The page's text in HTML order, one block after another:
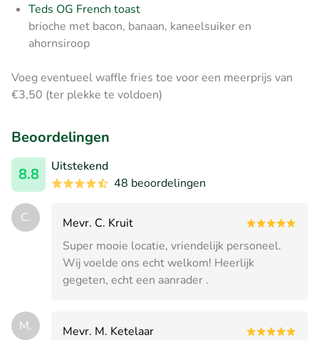
Teds OG French toast
brioche met bacon, banaan, kaneelsuiker en
ahornsiroop
Voeg eventueel waffle fries toe voor een meerprijs van
€3,50 (ter plekke te voldoen)
Beoordelingen
8.8
Uitstekend
48 beoordelingen
C.
Mevr. C. Kruit
Super mooie locatie, vriendelijk personeel.
Wij voelde ons echt welkom! Heerlijk
gegeten, echt een aanrader .
M.
Mevr. M. Ketelaar